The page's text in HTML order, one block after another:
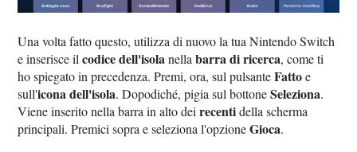
Una volta fatto questo, utilizza di nuovo la tua Nintendo Switch
e inserisce ilcodice dell'isola nellabarra di ricerca, come ti
ho spiegato in precedenza. Premi, ora, sul pulsanteFattoe
sull'icona dell'isola. Dopodiché, pigia sul bottoneSeleziona.
Viene inserito nella barra in alto deirecentidella scherma
principali. Premici sopra e seleziona l'opzioneGioca.